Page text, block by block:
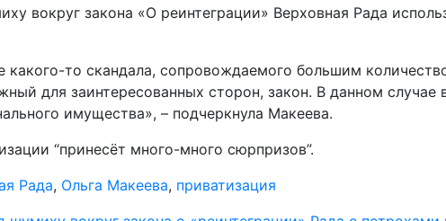
вокруг закона «О реинтеграции» Верховная Рада
какого-то скандала, сопровождаемого большим
для заинтересованных сторон, закон. В данном
имущества», – подчеркнула Макеева.
“принесёт много-много сюрпризов”.
Рада, Ольга Макеева, приватизация